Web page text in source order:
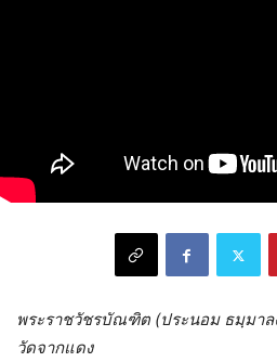
พระราชวัชรบัณฑิต (ประนอม ธมฺมาล
วัดจากแดง